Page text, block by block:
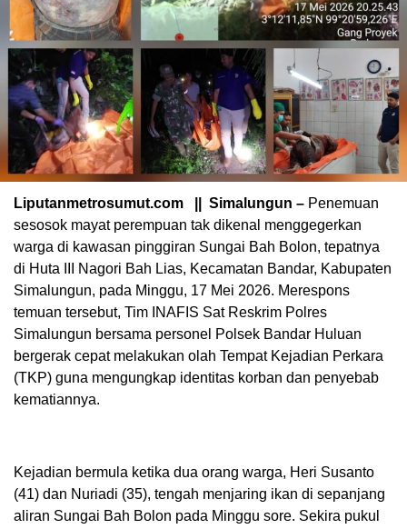
Liputanmetrosumut.com || Simalungun – Penemuan
sesosok mayat perempuan tak dikenal menggegerkan
warga di kawasan pinggiran Sungai Bah Bolon, tepatnya
di Huta III Nagori Bah Lias, Kecamatan Bandar, Kabupaten
Simalungun, pada Minggu, 17 Mei 2026. Merespons
temuan tersebut, Tim INAFIS Sat Reskrim Polres
Simalungun bersama personel Polsek Bandar Huluan
bergerak cepat melakukan olah Tempat Kejadian Perkara
(TKP) guna mengungkap identitas korban dan penyebab
kematiannya.
Kejadian bermula ketika dua orang warga, Heri Susanto
(41) dan Nuriadi (35), tengah menjaring ikan di sepanjang
aliran Sungai Bah Bolon pada Minggu sore. Sekira pukul